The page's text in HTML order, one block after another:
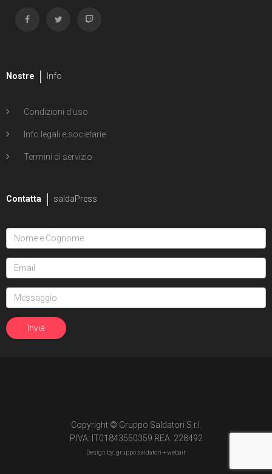
Nostre Info
Condizioni d'uso
Info legali e societarie
Termini di servizio
Contatta saldaPress
Copyright © Gruppo Saldatori S.r.l.
P.IVA: IT01843550359 REA: 228492
Design by: gruppo saldatori +webair